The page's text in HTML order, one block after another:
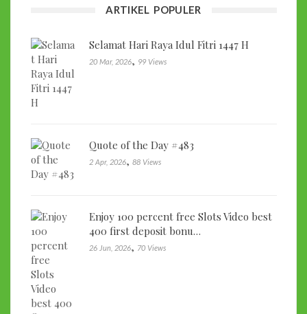
ARTIKEL POPULER
Selamat Hari Raya Idul Fitri 1447 H
20 Mar, 2026, 99 Views
Quote of the Day #483
2 Apr, 2026, 88 Views
Enjoy 100 percent free Slots Video best
400 first deposit bonu…
26 Jun, 2026, 70 Views